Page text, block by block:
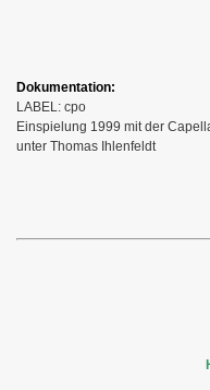
Dokumentation:
LABEL: cpo
Einspielung 1999 mit der
unter Thomas Ihlenfeldt